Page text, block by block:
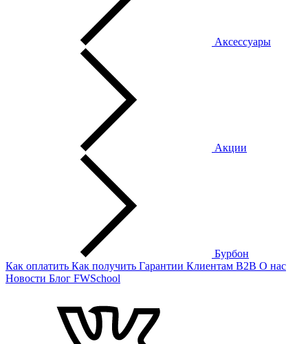
Аксессуары
Акции
Бурбон
Как оплатить Как получить Гарантии Клиентам B2B О нас
Новости Блог FWSchool